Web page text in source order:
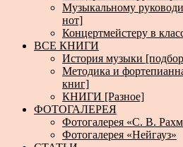
Музыкальному
нот]
Концертмейстеру в
ВСЕ КНИГИ
История музыки
Методика и
книг]
КНИГИ [Разное]
ФОТОГАЛЕРЕЯ
Фотогалерея «С. В.
Фотогалерея «Нейгауз»